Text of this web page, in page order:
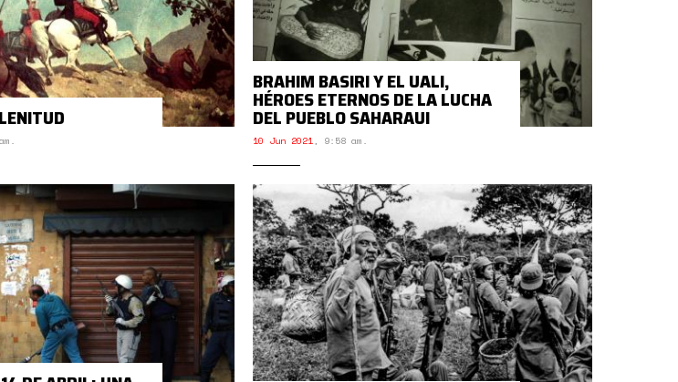
BRAHIM BASIRI Y EL UALI,
HÉROES ETERNOS DE LA LUCHA
DEL PUEBLO SAHARAUI
10 Jun 2021, 9:58 am.